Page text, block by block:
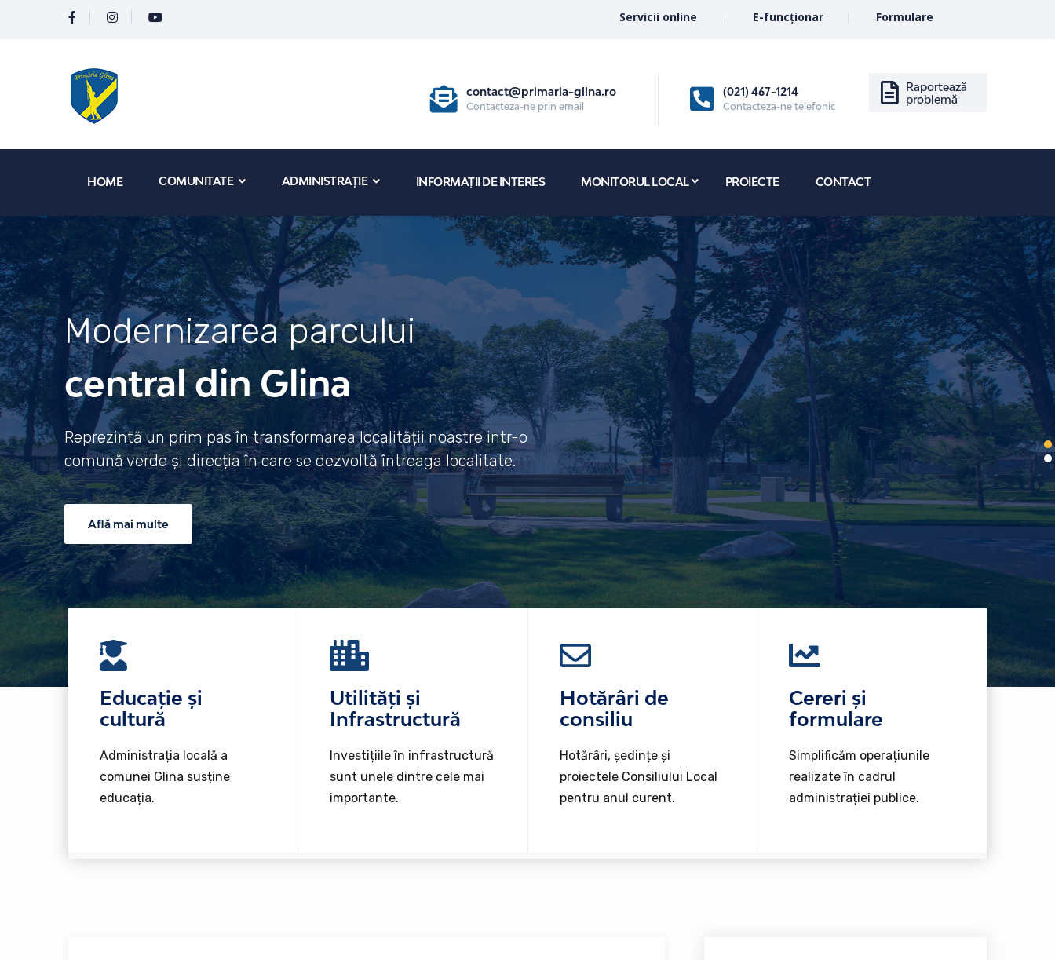
Servicii online E-funcționar Formulare
contact@primaria-glina.ro
Contacteza-ne prin email
(021) 467-1214
Contacteza-ne telefonic
Raportează
problemă
HOME COMUNITATE ADMINISTRAȚIE INFORMAȚII DE INTERES MONITORUL LOCAL PROIECTE CONTACT
Modernizarea parcului
central din Glina
Reprezintă un prim pas în transformarea localității noastre intr-o
comună verde și direcția în care se dezvoltă întreaga localitate.
Află mai multe
Educație și
cultură
Administrația locală a
comunei Glina susține
educația.
Utilități și
Infrastructură
Investițiile în infrastructură
sunt unele dintre cele mai
importante.
Hotărâri de
consiliu
Hotărâri, ședințe și
proiectele Consiliului Local
pentru anul curent.
Cereri și
formulare
Simplificăm operațiunile
realizate în cadrul
administrației publice.